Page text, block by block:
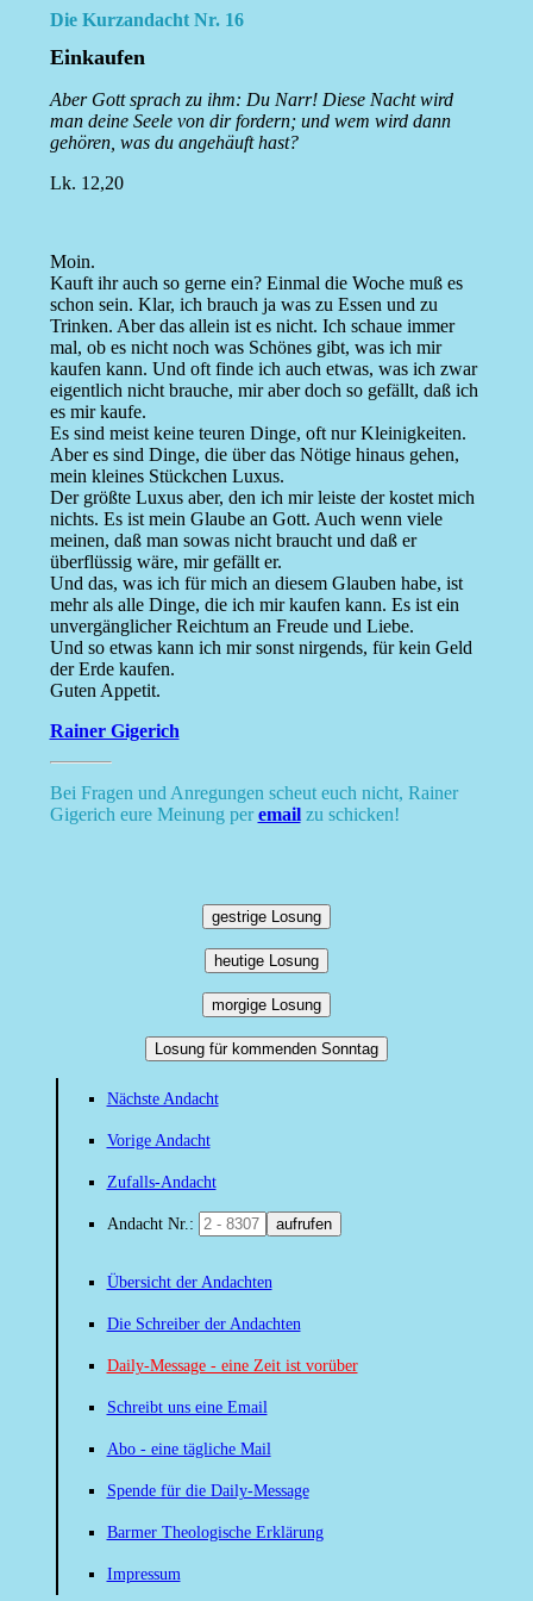
Die Kurzandacht Nr. 16
Einkaufen
Aber Gott sprach zu ihm: Du Narr! Diese Nacht wird
man deine Seele von dir fordern; und wem wird dann
gehören, was du angehäuft hast?
Lk. 12,20
Moin.
Kauft ihr auch so gerne ein? Einmal die Woche muß es
schon sein. Klar, ich brauch ja was zu Essen und zu
Trinken. Aber das allein ist es nicht. Ich schaue immer
mal, ob es nicht noch was Schönes gibt, was ich mir
kaufen kann. Und oft finde ich auch etwas, was ich zwar
eigentlich nicht brauche, mir aber doch so gefällt, daß ich
es mir kaufe.
Es sind meist keine teuren Dinge, oft nur Kleinigkeiten.
Aber es sind Dinge, die über das Nötige hinaus gehen,
mein kleines Stückchen Luxus.
Der größte Luxus aber, den ich mir leiste der kostet mich
nichts. Es ist mein Glaube an Gott. Auch wenn viele
meinen, daß man sowas nicht braucht und daß er
überflüssig wäre, mir gefällt er.
Und das, was ich für mich an diesem Glauben habe, ist
mehr als alle Dinge, die ich mir kaufen kann. Es ist ein
unvergänglicher Reichtum an Freude und Liebe.
Und so etwas kann ich mir sonst nirgends, für kein Geld
der Erde kaufen.
Guten Appetit.
Rainer Gigerich
Bei Fragen und Anregungen scheut euch nicht, Rainer
Gigerich eure Meinung peremailzu schicken!
gestrige Losung
heutige Losung
morgige Losung
Losung für kommenden Sonntag
Nächste Andacht
Vorige Andacht
Zufalls-Andacht
Andacht Nr.: aufrufen
Übersicht der Andachten
Die Schreiber der Andachten
Daily-Message - eine Zeit ist vorüber
Schreibt uns eine Email
Abo - eine tägliche Mail
Spende für die Daily-Message
Barmer Theologische Erklärung
Impressum